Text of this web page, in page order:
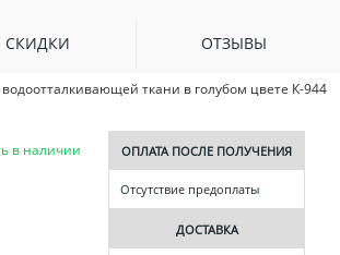
СКИДКИ ОТЗЫВЫ
ткани в голубом цвете К-944
в наличии ОПЛАТА ПОСЛЕ ПОЛУЧЕНИЯ
Отсутствие предоплаты
ДОСТАВКА